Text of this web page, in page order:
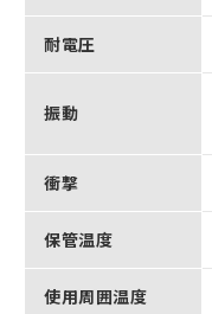
耐電圧
振動
衝撃
保管温度
使用周囲温度